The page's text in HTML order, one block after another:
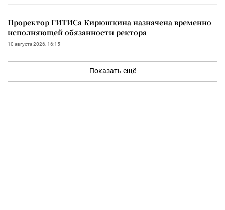
Проректор ГИТИСа Кирюшкина назначена временно
исполняющей обязанности ректора
10 августа 2026, 16:15
Показать ещё